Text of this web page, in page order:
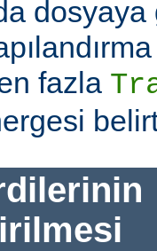
fazla